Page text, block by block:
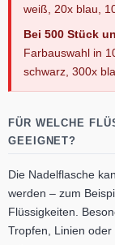
weiß, 20x blau,
Bei 500 Stück
Farbauswahl in
schwarz, 300x
FÜR WELCHE
GEEIGNET?
Die Nadelflasche
werden – zum
Flüssigkeiten.
Tropfen, Linien